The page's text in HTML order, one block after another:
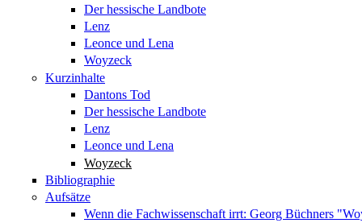
Der hessische Landbote
Lenz
Leonce und Lena
Woyzeck
Kurzinhalte
Dantons Tod
Der hessische Landbote
Lenz
Leonce und Lena
Woyzeck
Bibliographie
Aufsätze
Wenn die Fachwissenschaft irrt: Georg Büchners